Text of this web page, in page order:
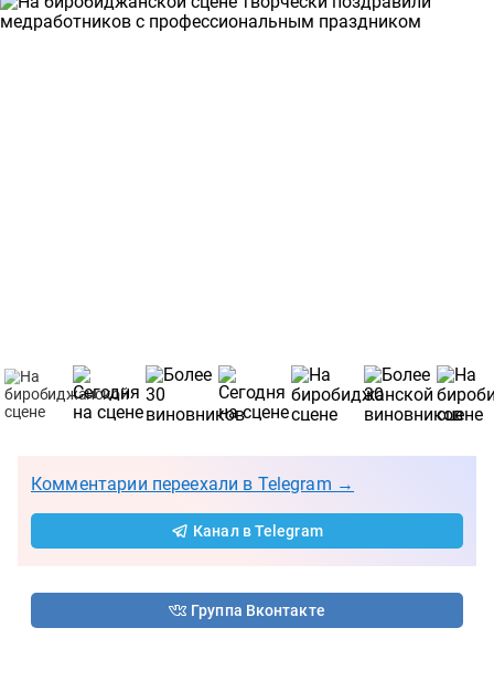
Комментарии переехали в Telegram →
Канал в Telegram
Группа Вконтакте